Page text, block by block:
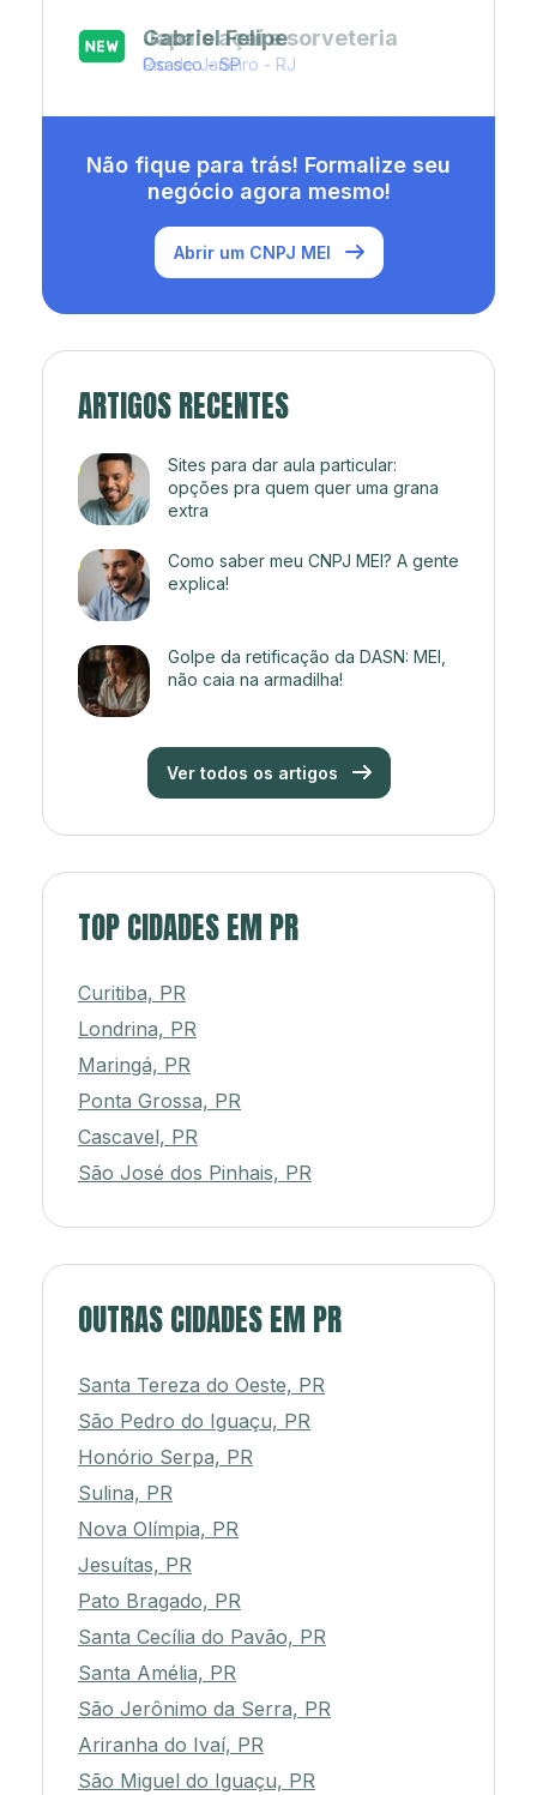
Japa’s açaí e sorveteria
Rio de Janeiro - RJ
Não fique para trás! Formalize seu
negócio agora mesmo!
Abrir um CNPJ MEI
ARTIGOS RECENTES
Sites para dar aula particular:
opções pra quem quer uma grana
extra
Como saber meu CNPJ MEI? A gente
explica!
Golpe da retificação da DASN: MEI,
não caia na armadilha!
Ver todos os artigos
TOP CIDADES EM PR
Curitiba, PR
Londrina, PR
Maringá, PR
Ponta Grossa, PR
Cascavel, PR
São José dos Pinhais, PR
OUTRAS CIDADES EM PR
Santa Tereza do Oeste, PR
São Pedro do Iguaçu, PR
Honório Serpa, PR
Sulina, PR
Nova Olímpia, PR
Jesuítas, PR
Pato Bragado, PR
Santa Cecília do Pavão, PR
Santa Amélia, PR
São Jerônimo da Serra, PR
Ariranha do Ivaí, PR
São Miguel do Iguaçu, PR